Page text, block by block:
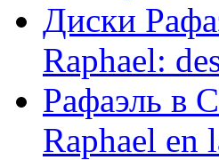
Диски
Raphael:
Рафаэль в
Raphael en